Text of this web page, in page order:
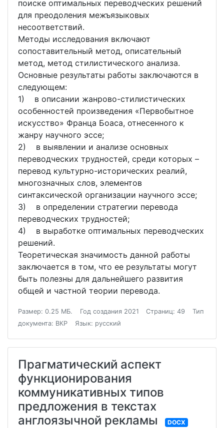
поиске оптимальных переводческих решений
для преодоления межъязыковых
несоответствий.
Методы исследования включают
сопоставительный метод, описательный
метод, метод стилистического анализа.
Основные результаты работы заключаются в
следующем:
1) в описании жанрово-стилистических
особенностей произведения «Первобытное
искусство» Франца Боаса, отнесенного к
жанру научного эссе;
2) в выявлении и анализе основных
переводческих трудностей, среди которых –
перевод культурно-исторических реалий,
многозначных слов, элементов
синтаксической организации научного эссе;
3) в определении стратегии перевода
переводческих трудностей;
4) в выработке оптимальных переводческих
решений.
Теоретическая значимость данной работы
заключается в том, что ее результаты могут
быть полезны для дальнейшего развития
общей и частной теории перевода.
Размер: 0.25 МБ. Год создания 2021 Страниц: 49
Тип
документа: ВКР
Язык: русский
Прагматический аспект
функционирования
коммуникативных типов
предложения в текстах
англоязычной рекламы
DOCX